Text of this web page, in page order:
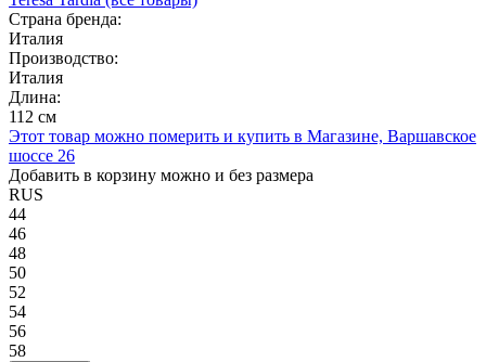
Страна бренда:
Италия
Производство:
Италия
Длина:
112 см
Этот товар можно померить и купить в Магазине, Варшавское
шоссе 26
Добавить в корзину можно и без размера
RUS
44
46
48
50
52
54
56
58